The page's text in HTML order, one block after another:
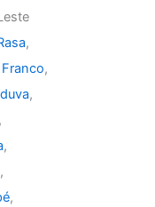
,
,
,
,
,
,
,